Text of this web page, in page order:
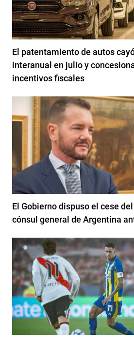
El patentamiento de autos
interanual en julio y
incentivos fiscales
El Gobierno dispuso el cese
cónsul general de Argentina